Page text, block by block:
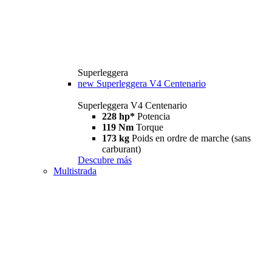
Superleggera
new Superleggera V4 Centenario
Superleggera V4 Centenario
228 hp* Potencia
119 Nm Torque
173 kg Poids en ordre de marche (sans
carburant)
Descubre más
Multistrada